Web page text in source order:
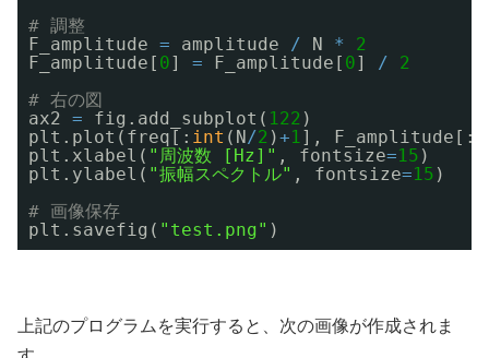
# 調整
F_amplitude = amplitude / N *
2
F_amplitude[ 0] = F_amplitude[ 0] /
2
# 右の図
ax2 = fig.add_subplot( 122 )
plt.plot(freq[: int (N/2 )+1 ], F_amplitude[:
plt.xlabel( "周波数 [Hz]" , fontsize=15 )
plt.ylabel( "振幅スペクトル" , fontsize=15 )
# 画像保存
plt.savefig( "test.png" )
上記のプログラムを実行すると、次の画像が作成されま